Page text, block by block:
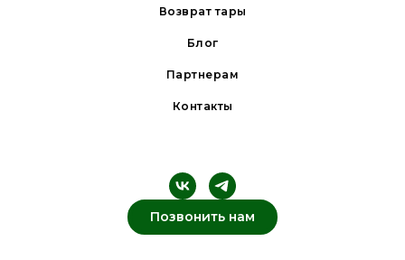
Возврат тары
Блог
Партнерам
Контакты
Позвонить нам